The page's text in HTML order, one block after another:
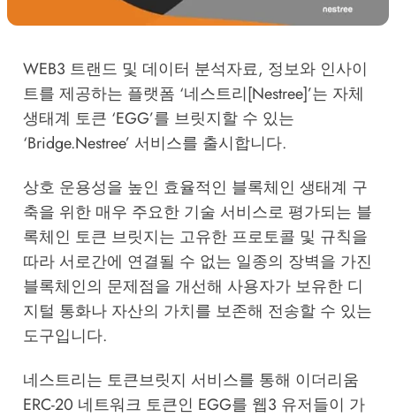
WEB3 트랜드 및 데이터 분석자료, 정보와 인사이
트를 제공하는 플랫폼 ‘네스트리[Nestree]’는 자체
생태계 토큰 ‘EGG’를 브릿지할 수 있는
‘Bridge.Nestree’ 서비스를 출시합니다.
상호 운용성을 높인 효율적인 블록체인 생태계 구
축을 위한 매우 주요한 기술 서비스로 평가되는 블
록체인 토큰 브릿지는 고유한 프로토콜 및 규칙을
따라 서로간에 연결될 수 없는 일종의 장벽을 가진
블록체인의 문제점을 개선해 사용자가 보유한 디
지털 통화나 자산의 가치를 보존해 전송할 수 있는
도구입니다.
네스트리는 토큰브릿지 서비스를 통해 이더리움
ERC-20 네트워크 토큰인 EGG를 웹3 유저들이 가